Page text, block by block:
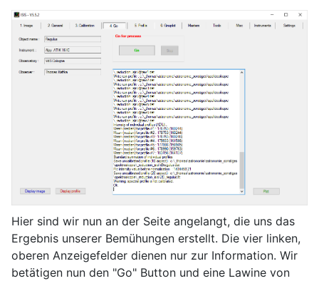
Hier sind wir nun an der Seite angelangt, die uns das
Ergebnis unserer Bemühungen erstellt. Die vier linken,
oberen Anzeigefelder dienen nur zur Information. Wir
betätigen nun den "Go" Button und eine Lawine von